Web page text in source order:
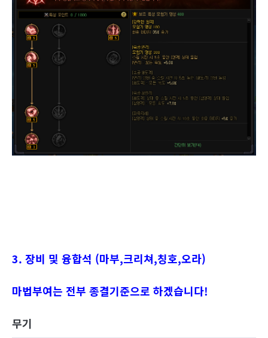
3. 장비 및 융합석 (마부,크리쳐,칭호,오라)
마법부여는 전부 종결기준으로 하겠습니다!
무기